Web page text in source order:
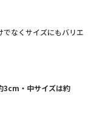
なくサイズにもバリエ
3cm・中サイズは約